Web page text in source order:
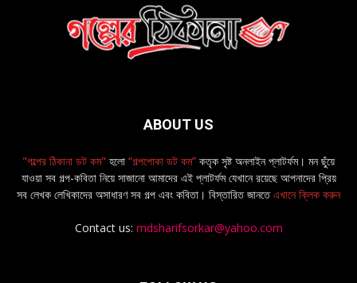
ABOUT US
"গল্পের ঠিকানা ডট কম" হলো “গল্পপোকা ডট কম” কতৃক সৃষ্ট অনলাইন প্লাটর্ফম। মন ছুঁয়ে
যাওয়া সব গল্প-কবিতা নিয়ে সাজানো আমাদের এই প্লাটর্ফম যেখানে রয়েছে আপনাদের প্রিয়
সব লেখক লেখিকাদের অসাধারণ সব গল্প এবং কবিতা। বিস্তারিত জানতেএখানে ক্লিক করুন
Contact us: mdsharifsorkar@yahoo.com